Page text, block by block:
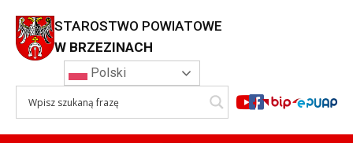
STAROSTWO POWIATOWE
W BRZEZINACH
Polski